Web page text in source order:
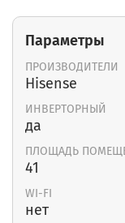
Параметры
ПРОИЗВОДИТЕЛИ
Hisense
ИНВЕРТОРНЫЙ
да
ПЛОЩАДЬ
41
WI-FI
нет